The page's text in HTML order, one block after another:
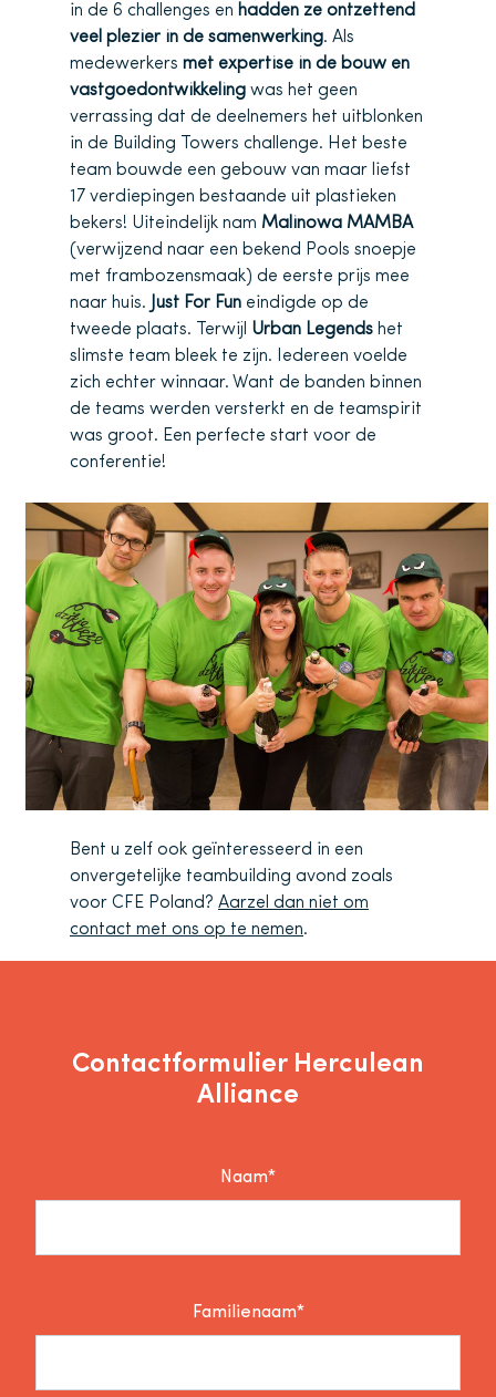
in de 6 challenges en hadden ze ontzettend
veel plezier in de samenwerking. Als
medewerkers met expertise in de bouw en
vastgoedontwikkeling was het geen
verrassing dat de deelnemers het uitblonken
in de Building Towers challenge. Het beste
team bouwde een gebouw van maar liefst
17 verdiepingen bestaande uit plastieken
bekers! Uiteindelijk nam Malinowa MAMBA
(verwijzend naar een bekend Pools snoepje
met frambozensmaak) de eerste prijs mee
naar huis.
Just For Fun eindigde op de
tweede plaats. Terwijl Urban Legends het
slimste team bleek te zijn. Iedereen voelde
zich echter winnaar. Want de banden binnen
de teams werden versterkt en de teamspirit
was groot. Een perfecte start voor de
conferentie!
Bent u zelf ook geïnteresseerd in een
onvergetelijke teambuilding avond zoals
voor CFE Poland? Aarzel dan niet om
contact met ons op te nemen.
Contactformulier Herculean
Alliance
Naam*
Familienaam*